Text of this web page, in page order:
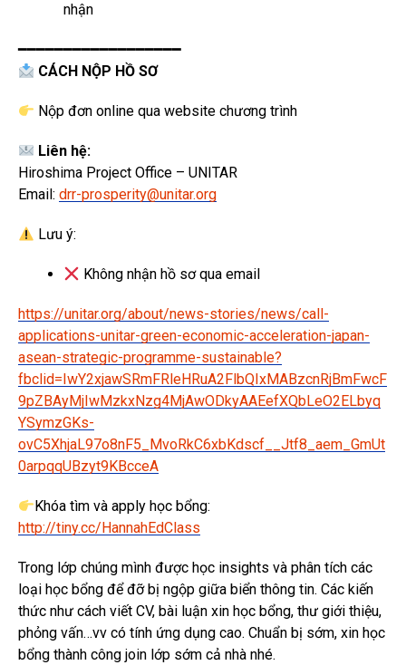
nhận
━━━━━━━━━━━━━━━━━━
CÁCH NỘP HỒ SƠ
Nộp đơn online qua website chương trình
Liên hệ:
Hiroshima Project Office – UNITAR
Email: drr-prosperity@unitar.org
Lưu ý:
Không nhận hồ sơ qua email
https://unitar.org/about/news-stories/news/call-
applications-unitar-green-economic-acceleration-japan-
asean-strategic-programme-sustainable?
fbclid=IwY2xjawSRmFRleHRuA2FlbQIxMABzcnRjBmFwcF
9pZBAyMjIwMzkxNzg4MjAwODkyAAEefXQbLeO2ELbyq
YSymzGKs-
ovC5XhjaL97o8nF5_MvoRkC6xbKdscf__Jtf8_aem_GmUt
0arpqqUBzyt9KBcceA
Khóa tìm và apply học bổng:
http://tiny.cc/HannahEdClass
Trong lớp chúng mình được học insights và phân tích các
loại học bổng để đỡ bị ngộp giữa biển thông tin. Các kiến
thức như cách viết CV, bài luận xin học bổng, thư giới thiệu,
phỏng vấn…vv có tính ứng dụng cao. Chuẩn bị sớm, xin học
bổng thành công join lớp sớm cả nhà nhé.